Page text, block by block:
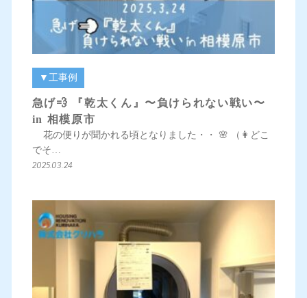
▼工事例
急げ💨 『乾太くん』〜負けられない戦い〜
in 相模原市
花の便りが聞かれる頃となりました・・ 🌸 （👩どこ
でそ…
2025.03.24